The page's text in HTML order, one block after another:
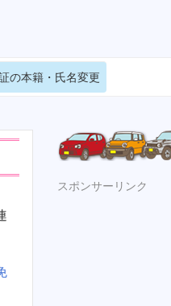
の本籍・氏名変更
スポンサーリンク